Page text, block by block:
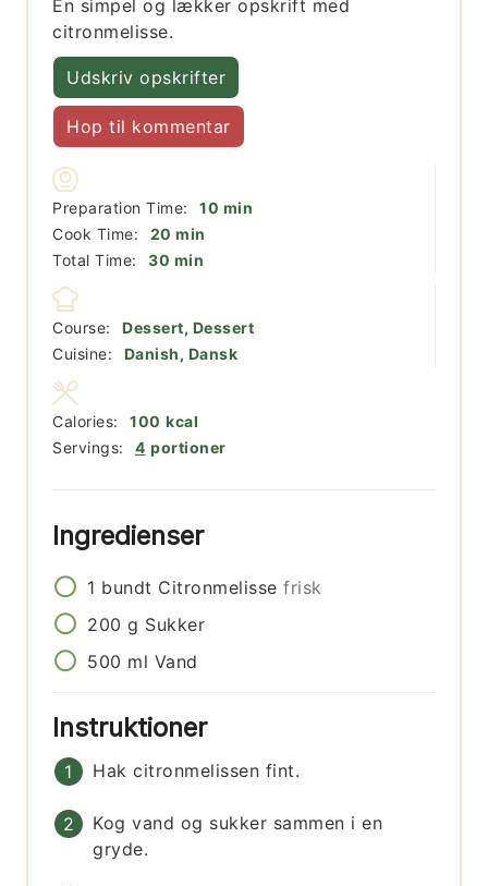
En simpel og lækker opskrift med
citronmelisse.
Udskriv opskrifter
Hop til kommentar
Preparation Time: 10 minutter
min
Cook Time:
20 minutter
min
Total Time:
30 minutter
min
Course:
Dessert, Dessert
Cuisine:
Danish, Dansk
Servings: 4 portioner
Calories: 100 kcal
Ingredienser
1 bundt Citronmelisse frisk
200 g Sukker
500 ml Vand
Instruktioner
Hak citronmelissen fint.
Kog vand og sukker sammen i en
gryde.